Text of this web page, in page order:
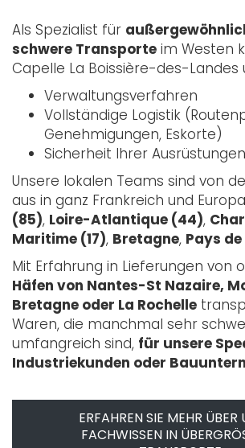
Als Spezialist für
schwere Transporte im Westen
Capelle La Boissière-des-Landes
Verwaltungsverfahren
Vollständige Logistik
Genehmigungen, Eskorte)
Sicherheit Ihrer Ausrüstungen
Unsere lokalen Teams sind von
aus in ganz Frankreich und
(85), Loire-Atlantique (44),
Maritime (17), Bretagne, Pays
Mit Erfahrung in Lieferungen von
Häfen von Nantes-St Nazaire,
Bretagne oder La Rochelle
Waren, die manchmal sehr
umfangreich sind, für unsere
Industriekunden oder
ERFAHREN SIE MEHR ÜBER
FACHWISSEN IN